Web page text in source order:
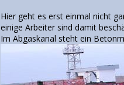
Hier geht es erst einmal nicht
einige Arbeiter sind damit
Im Abgaskanal steht ein